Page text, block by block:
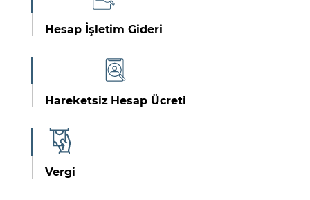
Hesap İşletim Gideri
Hareketsiz Hesap Ücreti
Vergi